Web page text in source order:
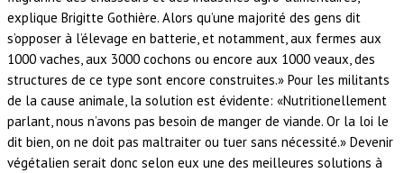
explique Brigitte Gothière. Alors qu’une majorité des gens dit
s’opposer à l’élevage en batterie, et notamment, aux fermes aux
1000 vaches, aux 3000 cochons ou encore aux 1000 veaux, des
structures de ce type sont encore construites.» Pour les militants
de la cause animale, la solution est évidente: «Nutritionellement
parlant, nous n’avons pas besoin de manger de viande. Or la loi le
dit bien, on ne doit pas maltraiter ou tuer sans nécessité.» Devenir
végétalien serait donc selon eux une des meilleures solutions à